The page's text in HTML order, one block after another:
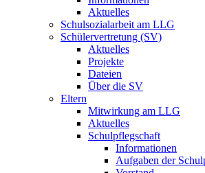
Aktuelles
Schulsozialarbeit am LLG
Schülervertretung (SV)
Aktuelles
Projekte
Dateien
Über die SV
Eltern
Mitwirkung am LLG
Aktuelles
Schulpflegschaft
Informationen
Aufgaben der